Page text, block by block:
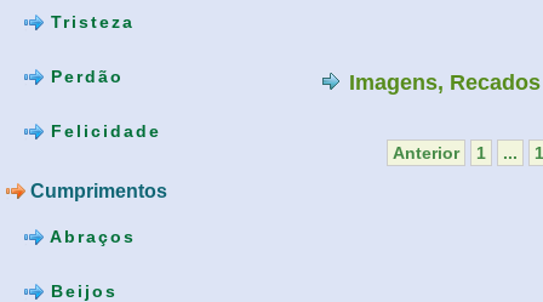
Tristeza
Perdão
Felicidade
Cumprimentos
Abraços
Beijos
Imagens,
Anterior 1 ...